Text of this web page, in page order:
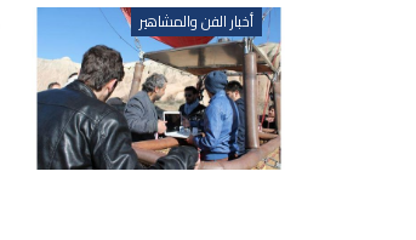
أخبار الفن والمشاهير